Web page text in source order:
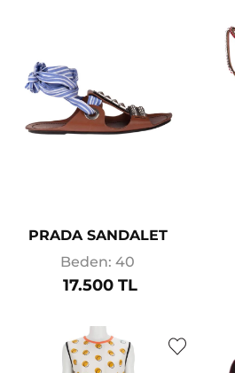
PRADA SANDALET
Beden: 40
17.500 TL